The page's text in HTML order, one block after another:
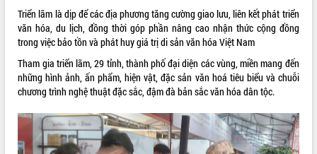
Triển lãm là dịp để các địa phương tăng cường giao lưu, liên kết phát triển
văn hóa, du lịch, đồng thời góp phần nâng cao nhận thức cộng đồng
trong việc bảo tồn và phát huy giá trị di sản văn hóa Việt Nam
Tham gia triển lãm, 29 tỉnh, thành phố đại diện các vùng, miền mang đến
những hình ảnh, ấn phẩm, hiện vật, đặc sản văn hoá tiêu biểu và chuỗi
chương trình nghệ thuật đặc sắc, đậm đà bản sắc văn hóa dân tộc.